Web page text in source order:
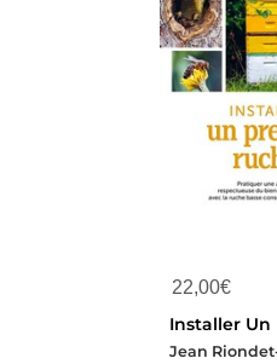
22,00€